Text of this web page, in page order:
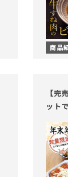
商品
【完
ット